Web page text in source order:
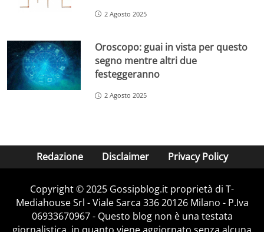
2 Agosto 2025
Oroscopo: guai in vista per questo
segno mentre altri due
festeggeranno
2 Agosto 2025
Redazione Disclaimer Privacy Policy
Copyright © 2025 Gossipblog.it proprietà di T-
Mediahouse Srl - Viale Sarca 336 20126 Milano - P.Iva
06933670967 - Questo blog non è una testata